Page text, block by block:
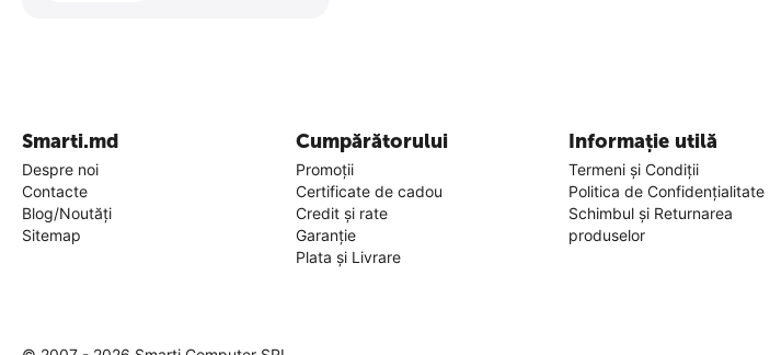
Smarti.md
Despre noi
Contacte
Blog/Noutăți
Sitemap
Cumpărătorului
Promoții
Certificate de cadou
Credit și rate
Garanție
Plata și Livrare
Informație utilă
Termeni și Condiții
Politica de Confidențialitate
Schimbul și Returnarea
produselor